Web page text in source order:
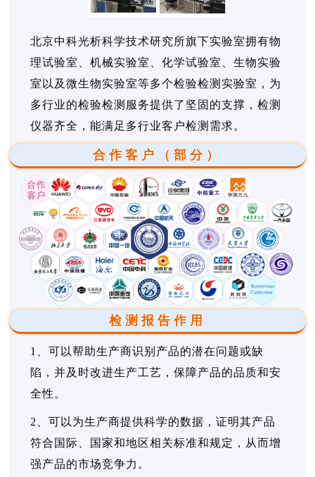
北京中科光析科学技术研究所旗下实验室拥有物
理试验室、机械实验室、化学试验室、生物实验
室以及微生物实验室等多个检验检测实验室，为
多行业的检验检测服务提供了坚固的支撑，检测
仪器齐全，能满足多行业客户检测需求。
合作客户（部分）
检测报告作用
1、可以帮助生产商识别产品的潜在问题或缺
陷，并及时改进生产工艺，保障产品的品质和安
全性。
2、可以为生产商提供科学的数据，证明其产品
符合国际、国家和地区相关标准和规定，从而增
强产品的市场竞争力。